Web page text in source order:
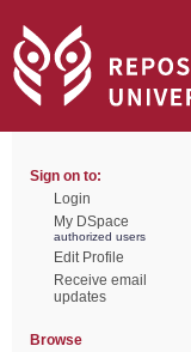
Sign on to:
Login
My DSpace
authorized users
Edit Profile
Receive email
updates
Browse